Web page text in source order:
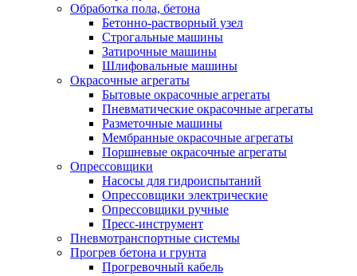
Обработка пола, бетона
Бетонно-растворный узел
Строгальные машины
Затирочные машины
Шлифовальные машины
Окрасочные агрегаты
Бытовые окрасочные агрегаты
Пневматические окрасочные агрегаты
Разметочные машины
Мембранные окрасочные агрегаты
Поршневые окрасочные агрегаты
Опрессовщики
Насосы для гидроиспытаний
Опрессовщики электрические
Опрессовщики ручные
Пресс-инструмент
Пневмотранспортные системы
Прогрев бетона и грунта
Прогревочный кабель